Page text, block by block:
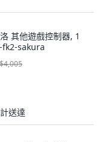
其他遊戲控制器, 1
fk2-sakura
$4,005
送達